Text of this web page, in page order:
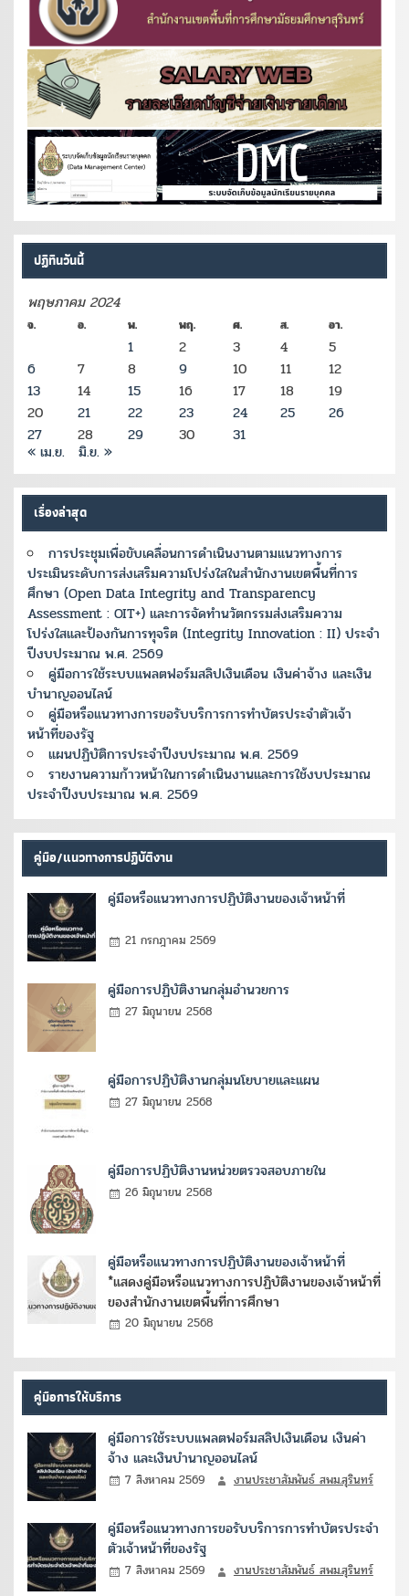
ปฏิทินวันนี้
พฤษภาคม 2024
จ. อ. พ. พฤ. ศ. ส. อา.
1 2 3 4
5
6
7 8 9 10 11
12
13
14 15 16 17 18
19
20
21 22 23 24 25
26
27
28 29 30 31
« เม.ย. มิ.ย. »
เรื่องล่าสุด
การประชุมเพื่อขับเคลื่อนการดำเนินงานตามแนวทางการ
ประเมินระดับการส่งเสริมความโปร่งใสในสำนักงานเขตพื้นที่การ
ศึกษา (Open Data Integrity and Transparency
Assessment : OIT+) และการจัดทำนวัตกรรมส่งเสริมความ
โปร่งใสและป้องกันการทุจริต (Integrity Innovation : II) ประจำ
ปีงบประมาณ พ.ศ. 2569
คู่มือการใช้ระบบแพลตฟอร์มสลิปเงินเดือน เงินค่าจ้าง และเงิน
บำนาญออนไลน์
คู่มือหรือแนวทางการขอรับบริการการทำบัตรประจำตัวเจ้า
หน้าที่ของรัฐ
แผนปฏิบัติการประจำปีงบประมาณ พ.ศ. 2569
รายงานความก้าวหน้าในการดำเนินงานและการใช้งบประมาณ
ประจำปีงบประมาณ พ.ศ. 2569
คู่มือ/แนวทางการปฏิบัติงาน
คู่มือหรือแนวทางการปฏิบัติงานของเจ้าหน้าที่
21 กรกฎาคม 2569
คู่มือการปฏิบัติงานกลุ่มอำนวยการ
27 มิถุนายน 2568
คู่มือการปฏิบัติงานกลุ่มนโยบายและแผน
27 มิถุนายน 2568
คู่มือการปฏิบัติงานหน่วยตรวจสอบภายใน
26 มิถุนายน 2568
คู่มือหรือแนวทางการปฏิบัติงานของเจ้าหน้าที่
*แสดงคู่มือหรือแนวทางการปฏิบัติงานของเจ้าหน้าที่
ของสำนักงานเขตพื้นที่การศึกษา
20 มิถุนายน 2568
คู่มือการให้บริการ
คู่มือการใช้ระบบแพลตฟอร์มสลิปเงินเดือน เงินค่า
จ้าง และเงินบำนาญออนไลน์
7 สิงหาคม 2569 งานประชาสัมพันธ์ สพม.สุรินทร์
คู่มือหรือแนวทางการขอรับบริการการทำบัตรประจำ
ตัวเจ้าหน้าที่ของรัฐ
7 สิงหาคม 2569 งานประชาสัมพันธ์ สพม.สุรินทร์